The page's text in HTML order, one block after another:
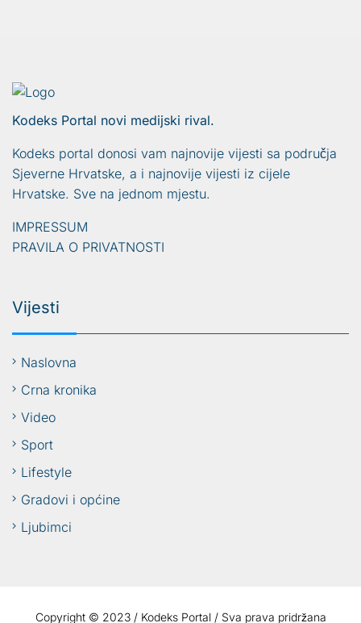
Kodeks Portal novi medijski rival.
Kodeks portal donosi vam najnovije vijesti sa područja
Sjeverne Hrvatske, a i najnovije vijesti iz cijele
Hrvatske. Sve na jednom mjestu.
IMPRESSUM
PRAVILA O PRIVATNOSTI
Vijesti
Naslovna
Crna kronika
Video
Sport
Lifestyle
Gradovi i općine
Ljubimci
Copyright © 2023 / Kodeks Portal / Sva prava pridržana